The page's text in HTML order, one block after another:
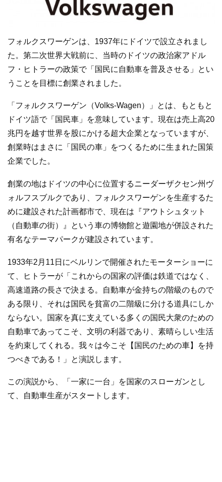
フォルクスワーゲンは、1937年にドイツで設立されまし
た。第二次世界大戦前に、当時のドイツの政治家アドル
フ・ヒトラーの政策で「国民に自動車を普及させる」とい
うことを目標に創業されました。
「フォルクスワーゲン（Volks-Wagen）」とは、もともと
ドイツ語で「国民車」を意味しています。現在は売上高20
兆円を越す世界を股にかける超大企業となっていますが、
創業時はまさに「国民の車」をつくるために生まれた国策
企業でした。
創業の地はドイツの中心に位置するニーダーザクセン州ヴ
ォルフスブルクであり、フォルクスワーゲンを生産するた
めに建設された計画都市で、現在は『アウトシュタット
（自動車の街）』という車の博物館と遊園地が併設された
有名なテーマパークが建設されています。
1933年2月11日にベルリンで開催されたモーターショーに
て、ヒトラーが「これからの国家の評価は鉄道ではなく、
高速道路の長さで決まる。自動車が金持ちの階級のもので
ある限り、それは国民を貧富の二階級に分ける道具にしか
ならない。国家を真に支えている多くの国民大衆のための
自動車であってこそ、文明の利器であり、素晴らしい生活
を約束してくれる。我々は今こそ【国民のための車】を持
つべきである！」と演説します。
この演説から、「一家に一台」を国家のスローガンとし
て、自動車生産がスタートします。